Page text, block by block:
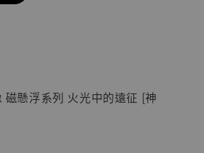
磁懸浮系列 火光中的遠征 [神